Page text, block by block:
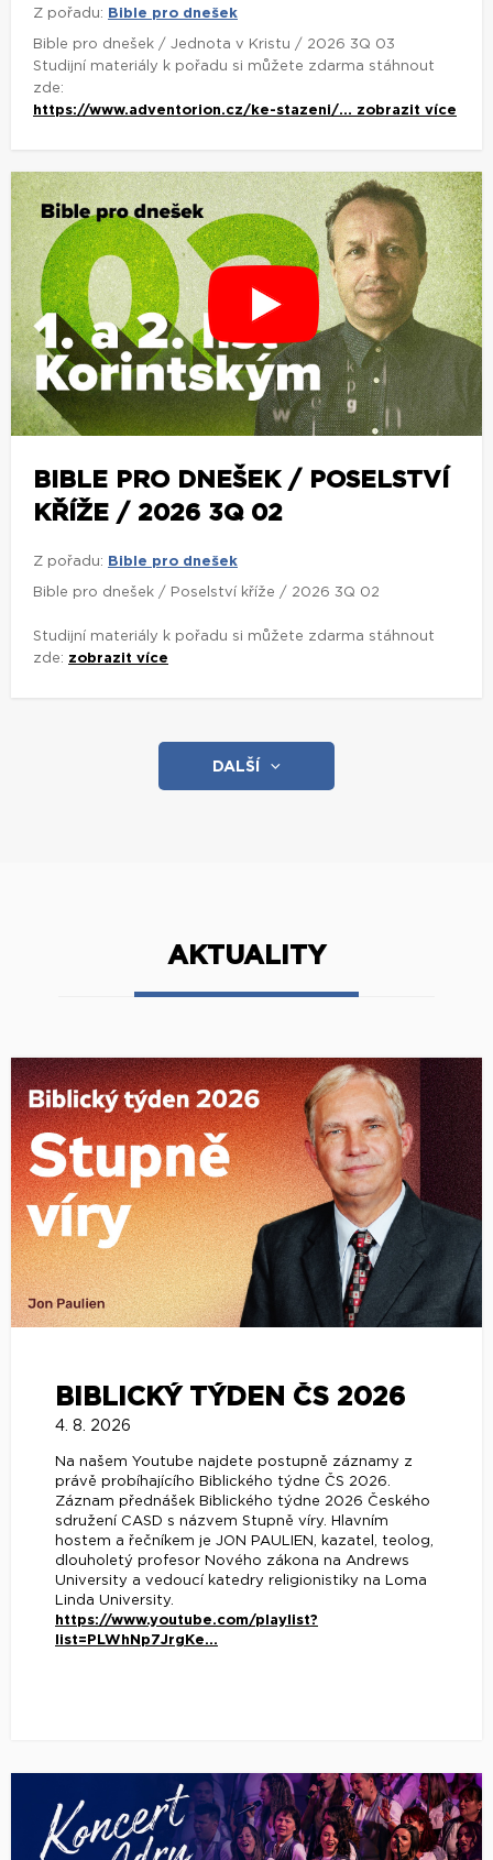
Z pořadu: Bible pro dnešek
Bible pro dnešek / Jednota v Kristu / 2026 3Q 03
Studijní materiály k pořadu si můžete zdarma stáhnout
zde:
https://www.adventorion.cz/ke-stazeni/... zobrazit více
BIBLE PRO DNEŠEK / POSELSTVÍ
KŘÍŽE / 2026 3Q 02
Z pořadu: Bible pro dnešek
Bible pro dnešek / Poselství kříže / 2026 3Q 02
Studijní materiály k pořadu si můžete zdarma stáhnout
zde: zobrazit více
DALŠÍ
AKTUALITY
BIBLICKÝ TÝDEN ČS 2026
4. 8. 2026
Na našem Youtube najdete postupně záznamy z
právě probíhajícího Biblického týdne ČS 2026.
Záznam přednášek Biblického týdne 2026 Českého
sdružení CASD s názvem Stupně víry. Hlavním
hostem a řečníkem je JON PAULIEN, kazatel, teolog,
dlouholetý profesor Nového zákona na Andrews
University a vedoucí katedry religionistiky na Loma
Linda University.
https://www.youtube.com/playlist?
list=PLWhNp7JrgKe...